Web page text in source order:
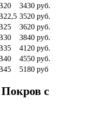
3430 руб.
3520 руб.
3620 руб.
3840 руб.
4120 руб.
4550 руб.
5180 руб
с